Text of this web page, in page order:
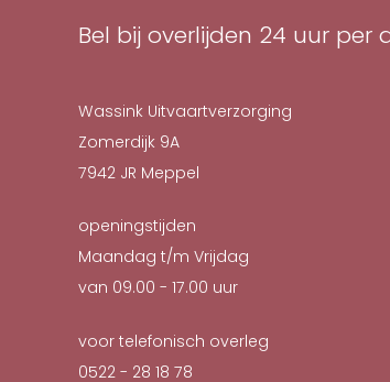
Bel bij overlijden 24 uur per
Wassink Uitvaartverzorging
Zomerdijk 9A
7942 JR Meppel
openingstijden
Maandag t/m Vrijdag
van 09.00 - 17.00 uur
voor telefonisch overleg
0522 - 28 18 78